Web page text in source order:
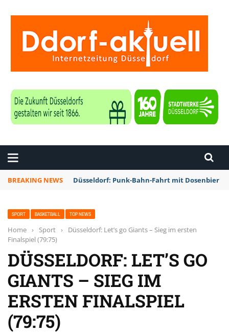
BREAKING NEWS Düsseldorf: Punk-Bahn-Fahrt mit Dosenbier
SPORT BASKETBALL TOP NEWS
Home › Sport ›
Düsseldorf: Let’s go Giants – Sieg im ersten
Finalspiel (79:75)
DÜSSELDORF: LET’S GO
GIANTS – SIEG IM
ERSTEN FINALSPIEL
(79:75)